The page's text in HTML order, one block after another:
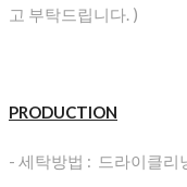
고 부탁드립니다. )
PRODUCTION
- 세탁방법 : 드라이클리